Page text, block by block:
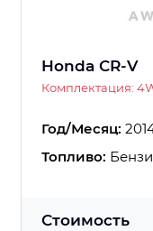
Honda CR-V
Комплектация:
Год/Месяц:
Топливо:
Стоимость